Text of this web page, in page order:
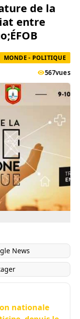
de la
entre
MONDE - POLITIQUE
567vues
News
nationale